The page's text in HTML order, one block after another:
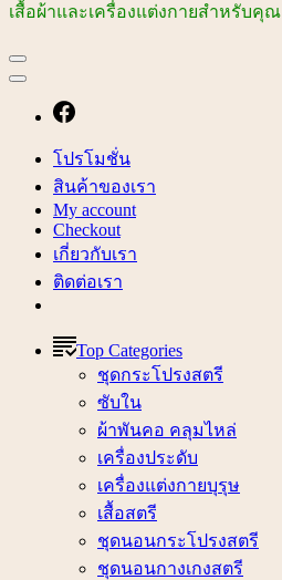
เสื้อผ้าและเครื่องแต่งกายสำหรับคุณ
โปรโมชั่น
สินค้าของเรา
My account
Checkout
เกี่ยวกับเรา
ติดต่อเรา
Top Categories
ชุดกระโปรงสตรี
ซับใน
ผ้าพันคอ คลุมไหล่
เครื่องประดับ
เครื่องแต่งกายบุรุษ
เสื้อสตรี
ชุดนอนกระโปรงสตรี
ชุดนอนกางเกงสตรี